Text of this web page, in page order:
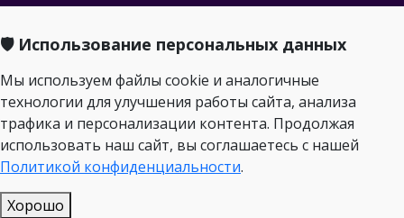
🛡️ Использование персональных данных
Мы используем файлы cookie и аналогичные
технологии для улучшения работы сайта, анализа
трафика и персонализации контента. Продолжая
использовать наш сайт, вы соглашаетесь с нашей
Политикой конфиденциальности.
Хорошо